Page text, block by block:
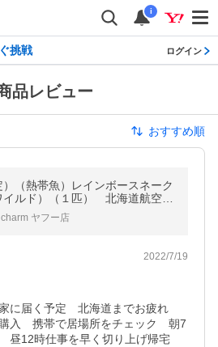
i
挑戦 ログイン
品レビュー
おすすめ順
）（熱帯魚）レインボースネーク
イルド）（１匹） 北海道航空便
ヤフー店
2022/7/19
に届く予定　北海道までお疲れ
入　携帯で居場所をチェック　朝7
昼12時仕事を早く切り上げ帰宅